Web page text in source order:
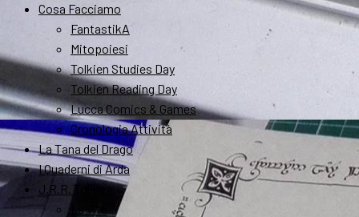
Cosa Facciamo
FantastikA
Mitopoiesi
Tolkien Studies Day
Tolkien Reading Day
Lucca Comics & Games
Cronologia Attività
La Tana del Drago
I Quaderni di Arda
J.R.R. Tolkien
La vita